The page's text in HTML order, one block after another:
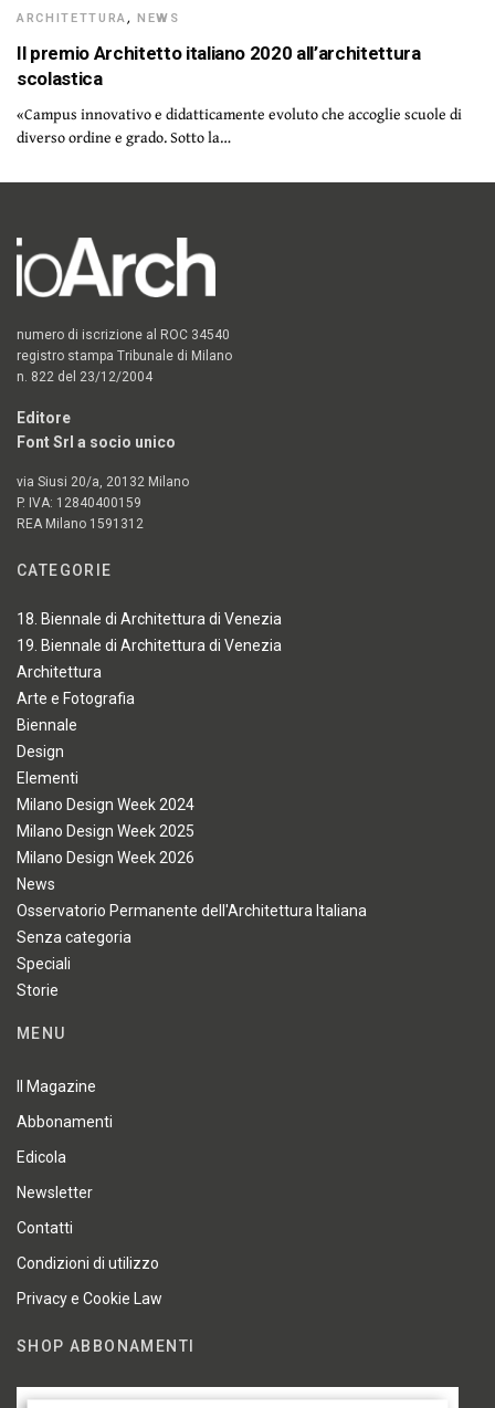
ARCHITETTURA,NEWS
Il premio Architetto italiano 2020 all’architettura
scolastica
«Campus innovativo e didatticamente evoluto che accoglie scuole di
diverso ordine e grado. Sotto la…
numero di iscrizione al ROC 34540
registro stampa Tribunale di Milano
n. 822 del 23/12/2004
Editore
Font Srl a socio unico
via Siusi 20/a, 20132 Milano
P. IVA: 12840400159
REA Milano 1591312
CATEGORIE
18. Biennale di Architettura di Venezia
19. Biennale di Architettura di Venezia
Architettura
Arte e Fotografia
Biennale
Design
Elementi
Milano Design Week 2024
Milano Design Week 2025
Milano Design Week 2026
News
Osservatorio Permanente dell'Architettura Italiana
Senza categoria
Speciali
Storie
MENU
Il Magazine
Abbonamenti
Edicola
Newsletter
Contatti
Condizioni di utilizzo
Privacy e Cookie Law
SHOP ABBONAMENTI